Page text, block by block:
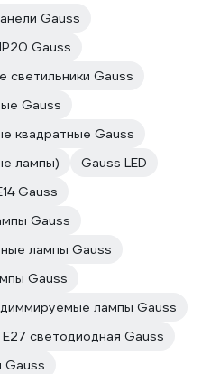
Gauss
Gauss
светильники Gauss
Gauss
квадратные Gauss
лампы)
Gauss LED
Gauss
Gauss
лампы Gauss
Gauss
лампы Gauss
светодиодная Gauss
Gauss